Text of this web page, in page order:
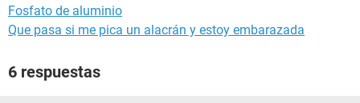
Fosfato de aluminio
Que pasa si me pica un alacrán y estoy embarazada
6 respuestas